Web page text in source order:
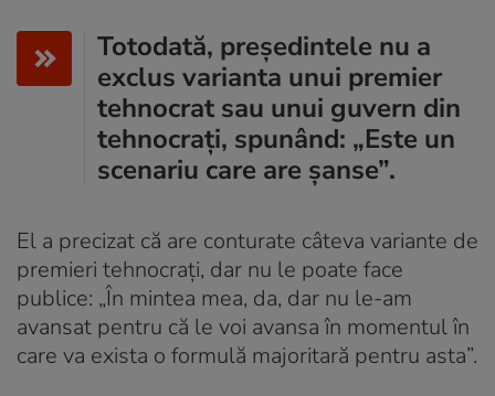
Totodată, președintele nu a
exclus varianta unui premier
tehnocrat sau unui guvern din
tehnocrați, spunând: „Este un
scenariu care are șanse”.
El a precizat că are conturate câteva variante de
premieri tehnocrați, dar nu le poate face
publice: „În mintea mea, da, dar nu le-am
avansat pentru că le voi avansa în momentul în
care va exista o formulă majoritară pentru asta”.